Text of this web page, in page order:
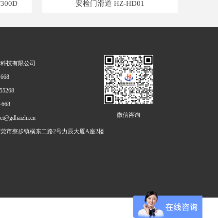
安检门滑道 HZ-HD01
技有限公司
668
市寮步镇横东二路2号力辰大厦A座2楼
微信咨询